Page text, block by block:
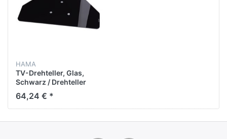
HAMA
TV-Drehteller, Glas,
Schwarz / Drehteller
64,24 € *